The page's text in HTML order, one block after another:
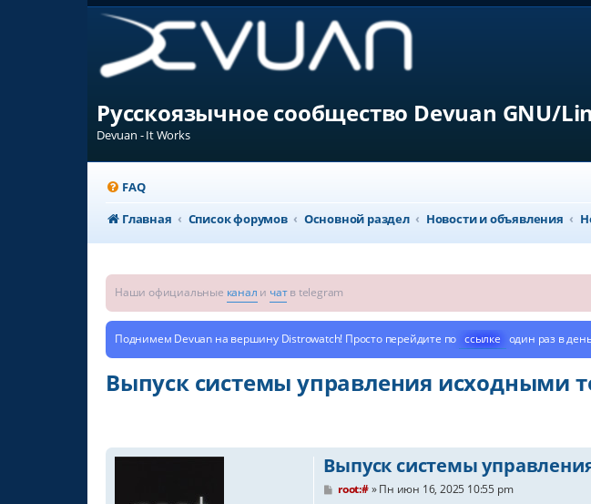
Русскоязычное сообщество Devuan GNU/
Devuan - It Works
FAQ
Главная
Список форумов Основной раздел Новости и объявления
Наши официальные канал и чатв telegram
Поднимем Devuan на вершину Distrowatch! Просто перейдите по ссылке один раз в
Выпуск системы управления исходными
Выпуск системы
Сroot:#»Пн июн 16, 2025 10:55 pm